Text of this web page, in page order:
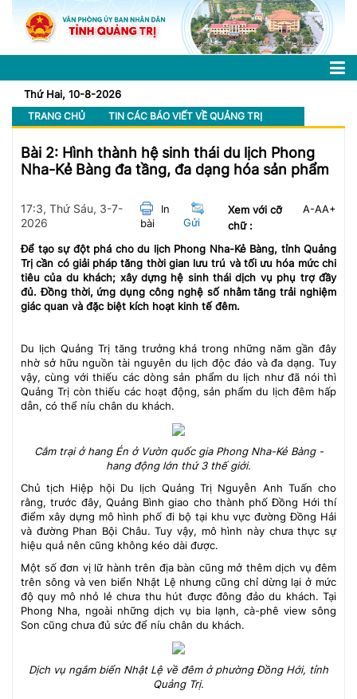
Thứ Hai, 10-8-2026
TRANG CHỦ TIN CÁC BÁO VIẾT VỀ QUẢNG TRỊ
Bài 2: Hình thành hệ sinh thái du lịch Phong
Nha-Kẻ Bàng đa tầng, đa dạng hóa sản phẩm
17:3, Thứ Sáu, 3-7-
2026
In
bài
Gửi
Xem với cỡ
chữ :
A-AA+
Để tạo sự đột phá cho du lịch Phong Nha-Kẻ Bàng, tỉnh Quảng
Trị cần có giải pháp tăng thời gian lưu trú và tối ưu hóa mức chi
tiêu của du khách; xây dựng hệ sinh thái dịch vụ phụ trợ đầy
đủ. Đồng thời, ứng dụng công nghệ số nhằm tăng trải nghiệm
giác quan và đặc biệt kích hoạt kinh tế đêm.
Du lịch Quảng Trị tăng trưởng khá trong những năm gần đây
nhờ sở hữu nguồn tài nguyên du lịch độc đáo và đa dạng. Tuy
vậy, cùng với thiếu các dòng sản phẩm du lịch như đã nói thì
Quảng Trị còn thiếu các hoạt động, sản phẩm du lịch đêm hấp
dẫn, có thể níu chân du khách.
Cắm trại ở hang Én ở Vườn quốc gia Phong Nha-Kẻ Bàng -
hang động lớn thứ 3 thế giới.
Chủ tịch Hiệp hội Du lịch Quảng Trị Nguyễn Anh Tuấn cho
rằng, trước đây, Quảng Bình giao cho thành phố Đồng Hới thí
điểm xây dựng mô hình phố đi bộ tại khu vực đường Đồng Hải
và đường Phan Bội Châu. Tuy vậy, mô hình này chưa thực sự
hiệu quả nên cũng không kéo dài được.
Một số đơn vị lữ hành trên địa bàn cũng mở thêm dịch vụ đêm
trên sông và ven biển Nhật Lệ nhưng cũng chỉ dừng lại ở mức
độ quy mô nhỏ lẻ chưa thu hút được đông đảo du khách. Tại
Phong Nha, ngoài những dịch vụ bia lạnh, cà-phê view sông
Son cũng chưa đủ sức để níu chân du khách.
Dịch vụ ngắm biển Nhật Lệ về đêm ở phường Đồng Hới, tỉnh
Quảng Trị.